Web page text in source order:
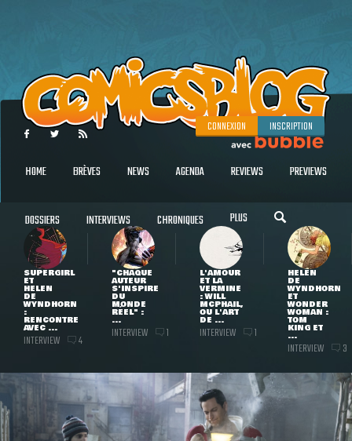
CONNEXION INSCRIPTION
HOME BRÈVES NEWS AGENDA REVIEWS PREVIEWS
DOSSIERS INTERVIEWS CHRONIQUES PLUS
SUPERGIRL
ET
HELEN
DE
WYNDHORN
:
RENCONTRE
AVEC ...
INTERVIEW 4
"CHAQUE
AUTEUR
S'INSPIRE
DU
MONDE
RÉEL" :
...
INTERVIEW 1
L'AMOUR
ET LA
VERMINE
: WILL
MCPHAIL,
OU L'ART
DE ...
INTERVIEW 1
HELEN
DE
WYNDHORN
ET
WONDER
WOMAN :
TOM
KING ET
...
INTERVIEW 3